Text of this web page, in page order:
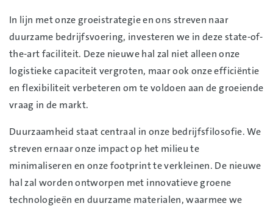
In lijn met onze groeistrategie en ons streven naar
duurzame bedrijfsvoering, investeren we in deze state-of-
the-art faciliteit. Deze nieuwe hal zal niet alleen onze
logistieke capaciteit vergroten, maar ook onze efficiëntie
en flexibiliteit verbeteren om te voldoen aan de groeiende
vraag in de markt.
Duurzaamheid staat centraal in onze bedrijfsfilosofie. We
streven ernaar onze impact op het milieu te
minimaliseren en onze footprint te verkleinen. De nieuwe
hal zal worden ontworpen met innovatieve groene
technologieën en duurzame materialen, waarmee we